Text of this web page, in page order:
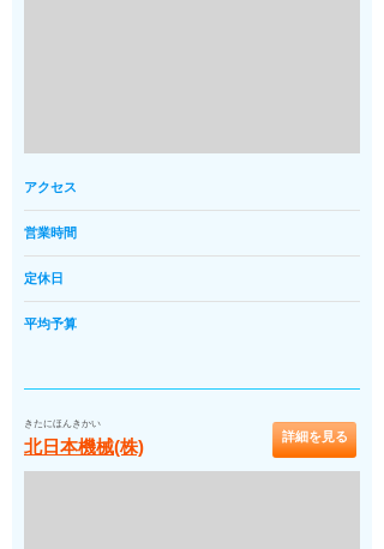
アクセス
営業時間
定休日
平均予算
きたにほんきかい
北日本機械(株) 詳細を見る